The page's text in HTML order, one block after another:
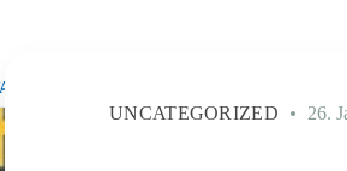
UNCATEGORIZED 26.